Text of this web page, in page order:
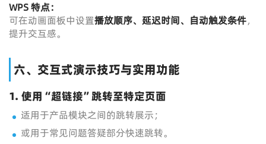
WPS特点：
可在动画面板中设置播放顺序、延迟时间、自动触发条件，
提升交互感。
六、交互式演示技巧与实用功能
1. 使用“超链接”跳转至特定页面
适用于产品模块之间的跳转展示；
或用于常见问题答疑部分快速跳转。